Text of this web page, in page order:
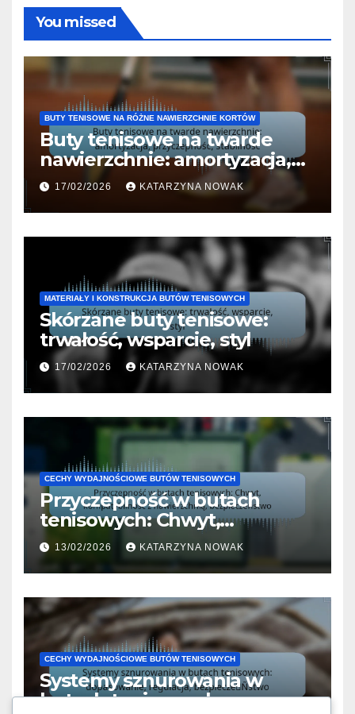
You missed
BUTY TENISOWE NA RÓŻNE NAWIERZCHNIE KORTÓW
Buty tenisowe na twarde
nawierzchnie: amortyzacja,
przyczepność, stabilność
17/02/2026 KATARZYNA NOWAK
MATERIAŁY I KONSTRUKCJA BUTÓW TENISOWYCH
Skórzane buty tenisowe:
trwałość, wsparcie, styl
17/02/2026 KATARZYNA NOWAK
CECHY WYDAJNOŚCIOWE BUTÓW TENISOWYCH
Przyczepność w butach
tenisowych: Chwyt,
kompatybilność z
nawierzchnią,
bezpieczeństwo
13/02/2026 KATARZYNA NOWAK
CECHY WYDAJNOŚCIOWE BUTÓW TENISOWYCH
Systemy sznurowania w
butach tenisowych: